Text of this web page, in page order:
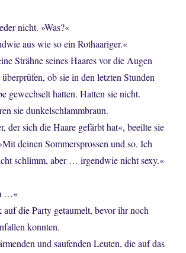
nicht. »Was?«
aus wie so ein Rothaariger.«
Strähne seines Haares vor die Augen
ob sie in den letzten Stunden
gewechselt hatten. Hatten sie nicht.
sie dunkelschlammbraun.
der sich die Haare gefärbt hat«, beeilte sie
deinen Sommersprossen und so. Ich
schlimm, aber … irgendwie nicht sexy.«
…«
auf die Party getaumelt, bevor ihr noch
konnten.
und saufenden Leuten, die auf das